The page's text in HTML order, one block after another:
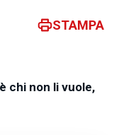
STAMPA
chi non li vuole,